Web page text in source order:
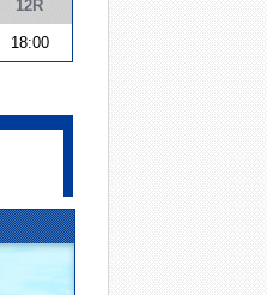
12R
18:00